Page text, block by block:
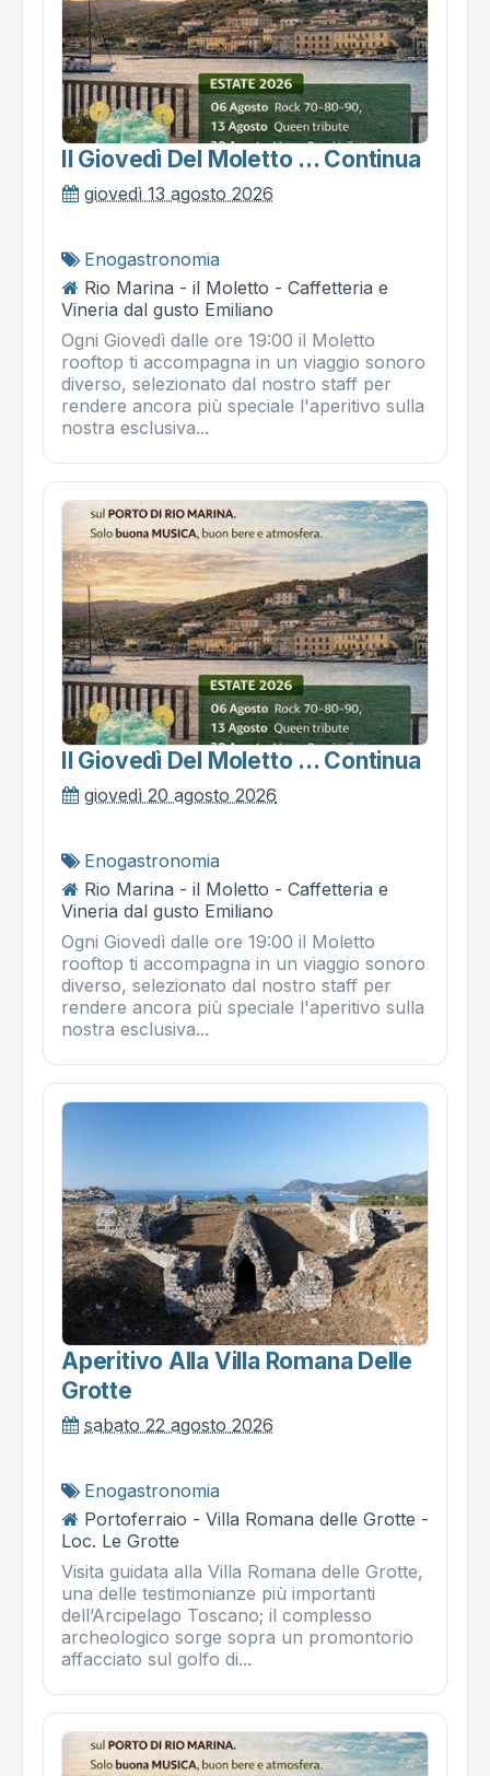
Il Giovedì Del Moletto ... Continua
giovedì 13 agosto 2026
Enogastronomia
Rio Marina - il Moletto - Caffetteria e
Vineria dal gusto Emiliano
Ogni Giovedì dalle ore 19:00 il Moletto
rooftop ti accompagna in un viaggio sonoro
diverso, selezionato dal nostro staff per
rendere ancora più speciale l'aperitivo sulla
nostra esclusiva...
Il Giovedì Del Moletto ... Continua
giovedì 20 agosto 2026
Enogastronomia
Rio Marina - il Moletto - Caffetteria e
Vineria dal gusto Emiliano
Ogni Giovedì dalle ore 19:00 il Moletto
rooftop ti accompagna in un viaggio sonoro
diverso, selezionato dal nostro staff per
rendere ancora più speciale l'aperitivo sulla
nostra esclusiva...
Aperitivo Alla Villa Romana Delle
Grotte
sabato 22 agosto 2026
Enogastronomia
Portoferraio - Villa Romana delle Grotte -
Loc. Le Grotte
Visita guidata alla Villa Romana delle Grotte,
una delle testimonianze più importanti
dell’Arcipelago Toscano; il complesso
archeologico sorge sopra un promontorio
affacciato sul golfo di...